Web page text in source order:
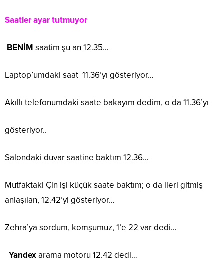
Saatler ayar tutmuyor
BENİM saatim şu an 12.35…
Laptop’umdaki saat 11.36’yı gösteriyor…
Akıllı telefonumdaki saate bakayım dedim, o da 11.36’yı
gösteriyor..
Salondaki duvar saatine baktım 12.36…
Mutfaktaki Çin işi küçük saate baktım; o da ileri gitmiş
anlaşılan, 12.42’yi gösteriyor…
Zehra’ya sordum, komşumuz, 1’e 22 var dedi…
Yandexarama motoru 12.42 dedi…